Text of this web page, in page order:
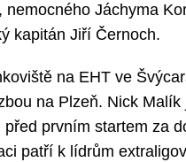
nemocného Jáchyma
kapitán Jiří Černoch.
na EHT ve
na Plzeň. Nick
před prvním startem za
patří k lídrům